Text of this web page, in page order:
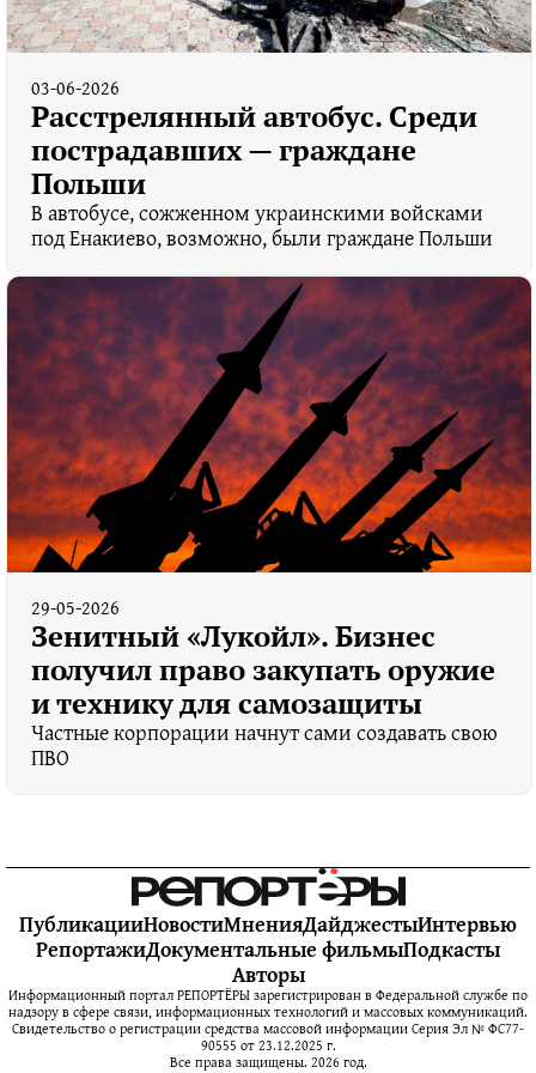
03-06-2026
Расстрелянный автобус. Среди
пострадавших — граждане
Польши
В автобусе, сожженном украинскими войсками
под Енакиево, возможно, были граждане Польши
29-05-2026
Зенитный «Лукойл». Бизнес
получил право закупать оружие
и технику для самозащиты
Частные корпорации начнут сами создавать свою
ПВО
ПубликацииНовостиМненияДайджестыИнтервью
РепортажиДокументальные фильмыПодкасты
Авторы
Информационный портал РЕПОРТЁРЫ зарегистрирован в Федеральной службе по
надзору в сфере связи, информационных технологий и массовых коммуникаций.
Свидетельство о регистрации средства массовой информации Серия Эл № ФС77-
90555 от 23.12.2025 г.
Все права защищены. 2026 год.